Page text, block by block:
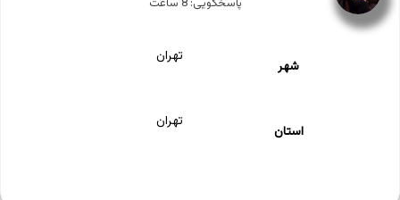
پاسخگویی: 8 ساعت
شهر
تهران
استان
تهران